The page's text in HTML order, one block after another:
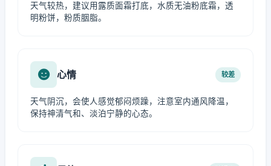
天气较热，建议用露质面霜打底，水质无油粉底霜，透
明粉饼，粉质胭脂。
心情 较差
天气阴沉，会使人感觉郁闷烦躁，注意室内通风降温，
保持神清气和、淡泊宁静的心态。